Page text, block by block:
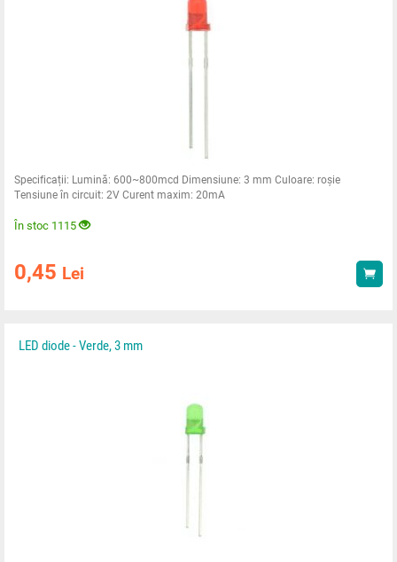
Specificații: Lumină: 600~800mcd Dimensiune: 3 mm Culoare: roșie
Tensiune în circuit: 2V Curent maxim: 20mA
În stoc 1115
0,45 Lei
LED diode - Verde, 3 mm